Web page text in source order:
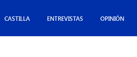
CASTILLA ENTREVISTAS OPINIÓN